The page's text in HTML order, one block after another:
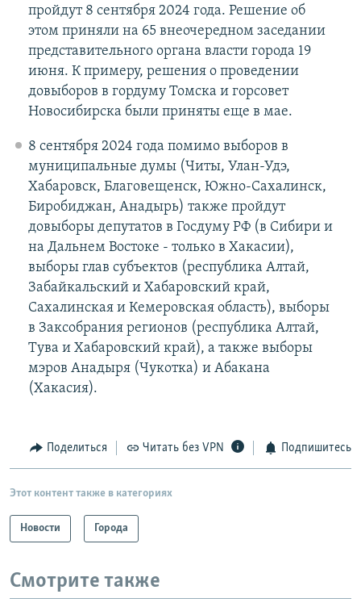
пройдут 8 сентября 2024 года. Решение об
этом приняли на 65 внеочередном заседании
представительного органа власти города 19
июня. К примеру, решения о проведении
довыборов в гордуму Томска и горсовет
Новосибирска были приняты еще в мае.
8 сентября 2024 года помимо выборов в
муниципальные думы (Читы, Улан-Удэ,
Хабаровск, Благовещенск, Южно-Сахалинск,
Биробиджан, Анадырь) также пройдут
довыборы депутатов в Госдуму РФ (в Сибири и
на Дальнем Востоке - только в Хакасии),
выборы глав субъектов (республика Алтай,
Забайкальский и Хабаровский край,
Сахалинская и Кемеровская область), выборы
в Заксобрания регионов (республика Алтай,
Тува и Хабаровский край), а также выборы
мэров Анадыря (Чукотка) и Абакана
(Хакасия).
Поделиться Читать без VPN Подпишитесь
Этот контент также в категориях
Новости Города
Смотрите также